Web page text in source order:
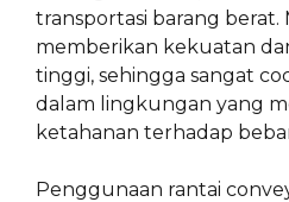
transportasi barang berat.
memberikan kekuatan
tinggi, sehingga sangat
dalam lingkungan yang
ketahanan terhadap
Penggunaan rantai